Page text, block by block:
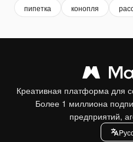
пипетка конопля
Креативная платформа для
Более 1 миллиона
предприятий,